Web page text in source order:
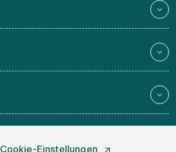
Cookie-Einstellungen